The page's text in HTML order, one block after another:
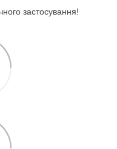
застосування!